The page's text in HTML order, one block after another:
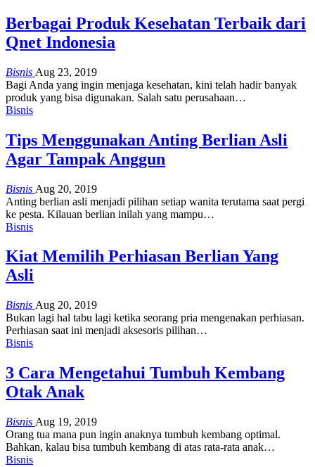
Berbagai Produk Kesehatan Terbaik dari
Qnet Indonesia
Bisnis Aug 23, 2019
Bagi Anda yang ingin menjaga kesehatan, kini telah hadir banyak
produk yang bisa digunakan. Salah satu perusahaan…
Bisnis
Tips Menggunakan Anting Berlian Asli
Agar Tampak Anggun
Bisnis Aug 20, 2019
Anting berlian asli menjadi pilihan setiap wanita terutama saat pergi
ke pesta. Kilauan berlian inilah yang mampu…
Bisnis
Kiat Memilih Perhiasan Berlian Yang
Asli
Bisnis Aug 20, 2019
Bukan lagi hal tabu lagi ketika seorang pria mengenakan perhiasan.
Perhiasan saat ini menjadi aksesoris pilihan…
Bisnis
3 Cara Mengetahui Tumbuh Kembang
Otak Anak
Bisnis Aug 19, 2019
Orang tua mana pun ingin anaknya tumbuh kembang optimal.
Bahkan, kalau bisa tumbuh kembang di atas rata-rata anak…
Bisnis